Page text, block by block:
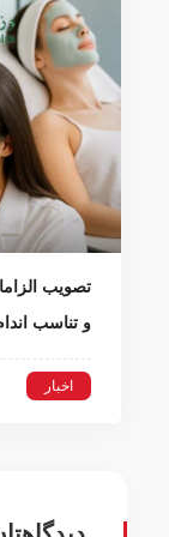
تصویب
و تناسب
اخبار